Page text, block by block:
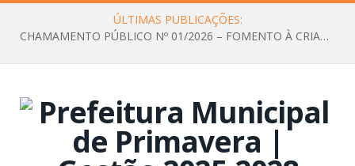
ÚLTIMAS PUBLICAÇÕES:
CHAMAMENTO PÚBLICO Nº 01/2026 – FOMENTO À CRIAÇÃO E A CIRCULAÇÃO DE PRODUÇÕES CULTURAIS – Aldir Blanc